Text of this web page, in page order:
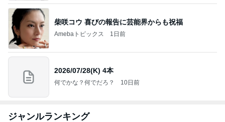
柴咲コウ 喜びの報告に芸能界からも祝福
Amebaトピックス 1日前
2026/07/28(K) 4本
何でかな？何でだろ？ 10日前
ジャンルランキング